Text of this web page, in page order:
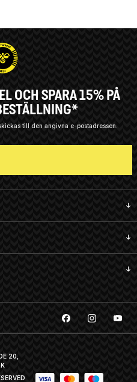
OCH SPARA 15% PÅ
till den angivna e-postadressen.
20,